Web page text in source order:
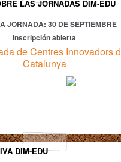
LAS JORNADAS DIM-EDU
JORNADA: 30 DE SEPTIEMBRE
Inscripción abierta
de Centres Innovadors
Catalunya
DIM-EDU